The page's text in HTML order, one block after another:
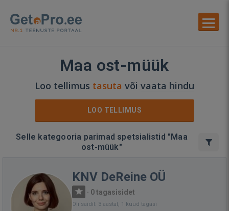
Maa ost-müük
Loo tellimus tasuta või vaata hindu
LOO TELLIMUS
Selle kategooria parimad spetsialistid "Maa
ost-müük"
KNV DeReine OÜ
· 0 tagasisidet
Oli saidil: 3 aastat, 1 kuud tagasi